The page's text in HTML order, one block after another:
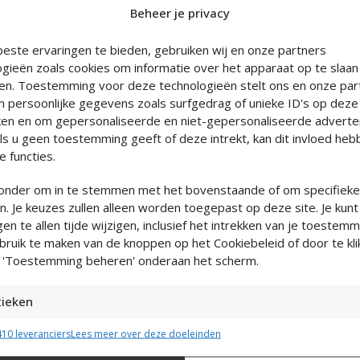
Beheer je privacy
ervaringen te bieden, gebruiken wij en onze partners
zoals cookies om informatie over het apparaat op te
Toestemming voor deze technologieën stelt ons en onze
persoonlijke gegevens zoals surfgedrag of unieke ID's op
en om gepersonaliseerde en niet-gepersonaliseerde
u geen toestemming geeft of deze intrekt, kan dit invloed
functies.
om in te stemmen met het bovenstaande of om
Je keuzes zullen alleen worden toegepast op deze site. Je
te allen tijde wijzigen, inclusief het intrekken van je
te maken van de knoppen op het Cookiebeleid of door te
beheren' onderaan het scherm.
meten, Publieksgroepen begrijpen aan de hand van statistieken of
van gegevens uit verschillende bronnen.
leveranciersLees meer over deze doeleinden
net even anders. En op de
voor de spiegel. Een vaste
op de avond zelf én
vertrouwen
nodig? Valt dit merk groot of
de spiegel. Die strakkere of